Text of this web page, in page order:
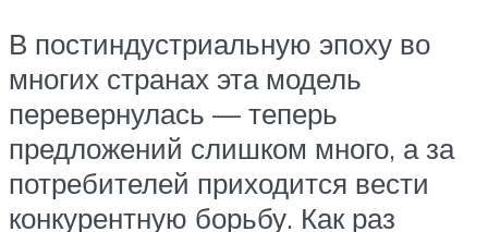
В постиндустриальную эпоху во
многих странах эта модель
перевернулась — теперь
предложений слишком много, а за
потребителей приходится вести
конкурентную борьбу. Как раз